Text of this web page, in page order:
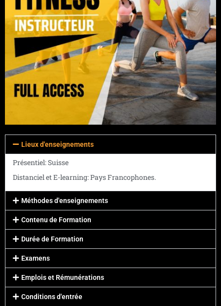
Lieux d'enseignements
Présentiel: Suisse
Distanciel et E-learning: Pays Francophones.
Méthodes d'enseignements
Contenu de Formation
Durée de Formation
Examens
Emplois et Rémunérations
Conditions d'entrée